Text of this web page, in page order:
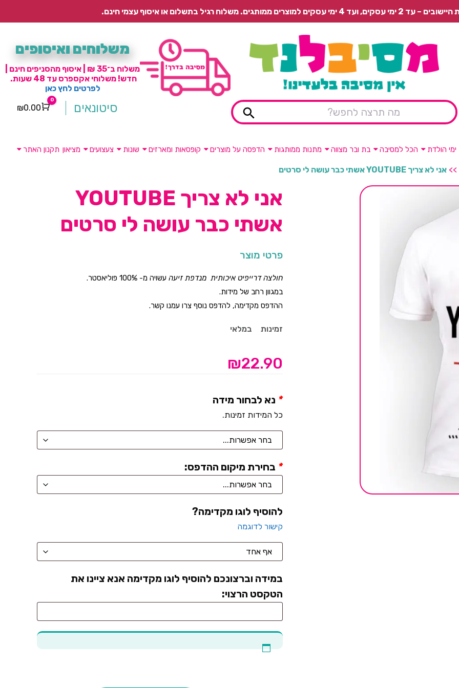
רגיל בתשלום או איסוף עצמי חינם.
משלוחים ואיסופים
משלוח ב־35 ₪ | איסוף מהסניפים חינם |
חדש! משלוחי אקספרס עד 48 שעות.
לפרטים לחץ כאן
סיטונאים Cart
0
₪0.00
ימי הולדת הכל למסיבה בת ובר מצווה מתנות ממותגות הדפסה על מוצרים קופסאות ומארזים שונות צעצועים מציאון תקנון האתר
>> אני לא צריך YOUTUBE אשתי כבר עושה לי סרטים
אני לא צריך YOUTUBE
אשתי כבר עושה לי סרטים
פרטי מוצר
חולצה דרייפיט איכותית מנדפת זיעה עשויה מ- 100% פוליאסטר.
במגוון רחב של מידות.
ההדפס מקדימה, להדפס נוסף צרו עמנו קשר.
זמינות במלאי
₪22.90
נא לבחור מידה *
כל המידות זמינות.
בחירת מיקום ההדפס: *
להוסיף לוגו מקדימה?
קישור לדוגמה
במידה וברצונכם להוסיף לוגו מקדימה אנא ציינו את
הטקסט הרצוי: